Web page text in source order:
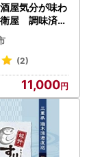
酒屋気分が味わ
衛屋 調味済白
snby0012】
(2)
11,000